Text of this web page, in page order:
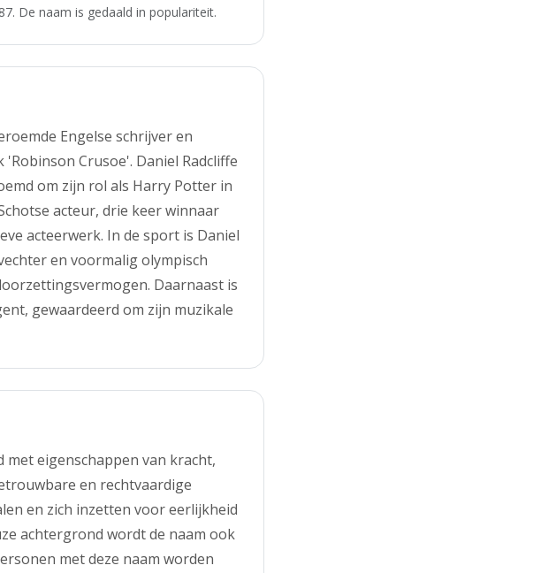
De naam is gedaald in populariteit.
Engelse schrijver en
Crusoe'. Daniel Radcliffe
om zijn rol als Harry Potter in
acteur, drie keer winnaar
acteerwerk. In de sport is Daniel
en voormalig olympisch
Daarnaast is
gewaardeerd om zijn muzikale
met eigenschappen van kracht,
en rechtvaardige
en zich inzetten voor eerlijkheid
achtergrond wordt de naam ook
met deze naam worden